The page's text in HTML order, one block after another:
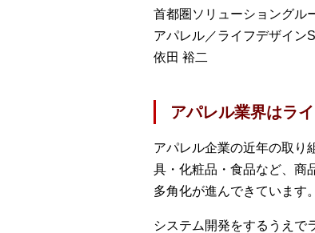
首都圏ソリューショングル
アパレル／ライフデザイン
依田 裕二
アパレル業界はラ
アパレル企業の近年の取り
具・化粧品・食品など、商
多角化が進んできています
システム開発をするうえで